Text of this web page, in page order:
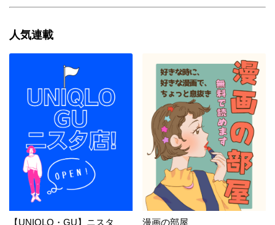
人気連載
【UNIQLO・GU】ニスタ
漫画の部屋